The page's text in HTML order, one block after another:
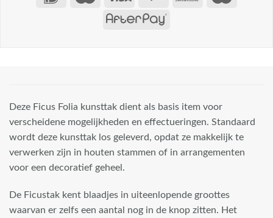
Deze Ficus Folia kunsttak dient als basis item voor
verscheidene mogelijkheden en effectueringen. Standaard
wordt deze kunsttak los geleverd, opdat ze makkelijk te
verwerken zijn in houten stammen of in arrangementen
voor een decoratief geheel.
De Ficustak kent blaadjes in uiteenlopende groottes
waarvan er zelfs een aantal nog in de knop zitten. Het